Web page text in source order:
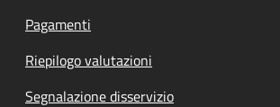
Pagamenti
Riepilogo valutazioni
Segnalazione disservizio